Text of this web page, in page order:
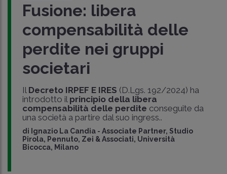
Fusione: libera
compensabilità delle
perdite nei gruppi
societari
Il Decreto IRPEF E IRES (D.Lgs. 192/2024) ha
introdotto il principio della libera
compensabilità delle perdite conseguite da
una società a partire dal suo ingress..
di Ignazio La Candia - Associate Partner, Studio
Pirola, Pennuto, Zei & Associati, Università
Bicocca, Milano